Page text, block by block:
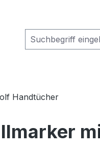
Handtücher